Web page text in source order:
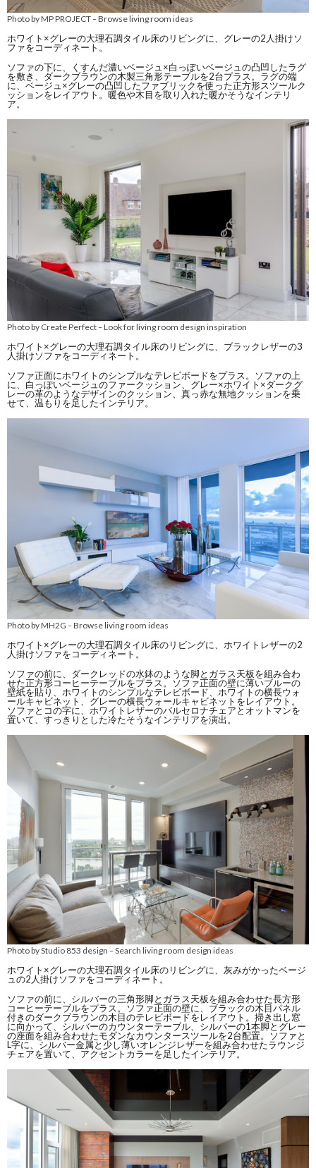
Photo by MP PROJECT–Browse living room ideas
ホワイト×グレーの大理石調タイル床のリビングに、グレーの2人掛けソ
ファをコーディネート。
ソファの下に、くすんだ濃いベージュ×白っぽいベージュの凸凹したラグ
を敷き、ダークブラウンの木製三角形テーブルを2台プラス。ラグの端
に、ベージュ×グレーの凸凹したファブリックを使った正方形スツールク
ッションをレイアウト。暖色や木目を取り入れた暖かそうなインテリ
ア。
Photo by Create Perfect–Look for living room design inspiration
ホワイト×グレーの大理石調タイル床のリビングに、ブラックレザーの3
人掛けソファをコーディネート。
ソファ正面にホワイトのシンプルなテレビボードをプラス。ソファの上
に、白っぽいベージュのファークッション、グレー×ホワイト×ダークグ
レーの革のようなデザインのクッション、真っ赤な無地クッションを乗
せて、温もりを足したインテリア。
Photo by MH2G –Browse living room ideas
ホワイト×グレーの大理石調タイル床のリビングに、ホワイトレザーの2
人掛けソファをコーディネート。
ソファの前に、ダークレッドの水鉢のような脚とガラス天板を組み合わ
せた正方形コーヒーテーブルをプラス。ソファ正面の壁に薄いブルーの
壁紙を貼り、ホワイトのシンプルなテレビボード、ホワイトの横長ウォ
ールキャビネット、グレーの横長ウォールキャビネットをレイアウト。
ソファとコの字に、ホワイトレザーのバルセロナチェアとオットマンを
置いて、すっきりとした冷たそうなインテリアを演出。
Photo by Studio 853 design –Search living room design ideas
ホワイト×グレーの大理石調タイル床のリビングに、灰みがかったベージ
ュの2人掛けソファをコーディネート。
ソファの前に、シルバーの三角形脚とガラス天板を組み合わせた長方形
コーヒーテーブルをプラス。ソファ正面の壁に、ブラックの木目パネル
付きのダークブラウンの木目のテレビボードをレイアウト。掃き出し窓
に向かって、シルバーのカウンターテーブル、シルバーの1本脚とグレー
の座面を組み合わせたモダンなカウンタースツールを2台配置。ソファと
L字に、シルバー金属と少し薄いオレンジレザーを組み合わせたラウンジ
チェアを置いて、アクセントカラーを足したインテリア。